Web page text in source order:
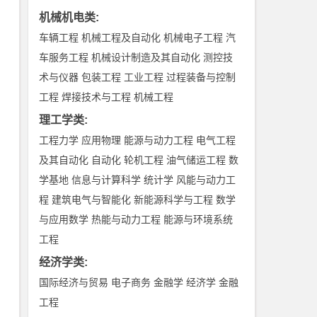
机械机电类:
车辆工程 机械工程及自动化 机械电子工程 汽
车服务工程 机械设计制造及其自动化 测控技
术与仪器 包装工程 工业工程 过程装备与控制
工程 焊接技术与工程 机械工程
理工学类:
工程力学 应用物理 能源与动力工程 电气工程
及其自动化 自动化 轮机工程 油气储运工程 数
学基地 信息与计算科学 统计学 风能与动力工
程 建筑电气与智能化 新能源科学与工程 数学
与应用数学 热能与动力工程 能源与环境系统
工程
经济学类:
国际经济与贸易 电子商务 金融学 经济学 金融
工程